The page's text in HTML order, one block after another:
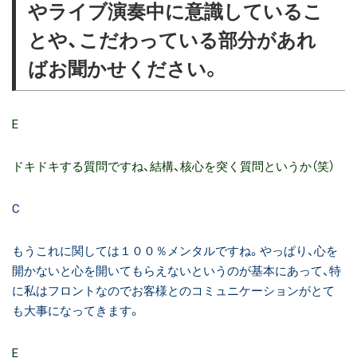
やライブ演奏中に意識しているこ
とや、こだわっている部分があれ
ばお聞かせください。
E
ドキドキする質問ですね、結構、核心を突く質問というか（笑）
C
もうこれに関しては１００％メンタルですね。やっぱり、心を
開かないと心を開いてもらえないというのが基本にあって、特
に私はフロントなのでお客様とのコミュニケーションがとて
も大事になってきます。
E